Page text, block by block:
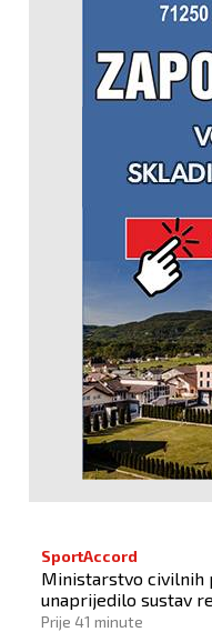
SportAccord
Ministarstvo civilnih
unaprijedilo sustav
sportskih organizacija
Prije 41 minute